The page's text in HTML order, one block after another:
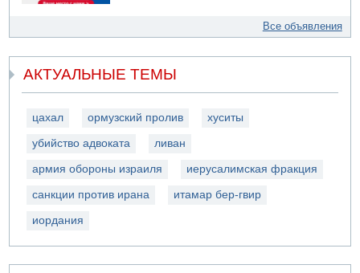
Все объявления
АКТУАЛЬНЫЕ ТЕМЫ
цахал ормузский пролив хуситы
убийство адвоката ливан
армия обороны израиля иерусалимская фракция
санкции против ирана итамар бер-гвир
иордания